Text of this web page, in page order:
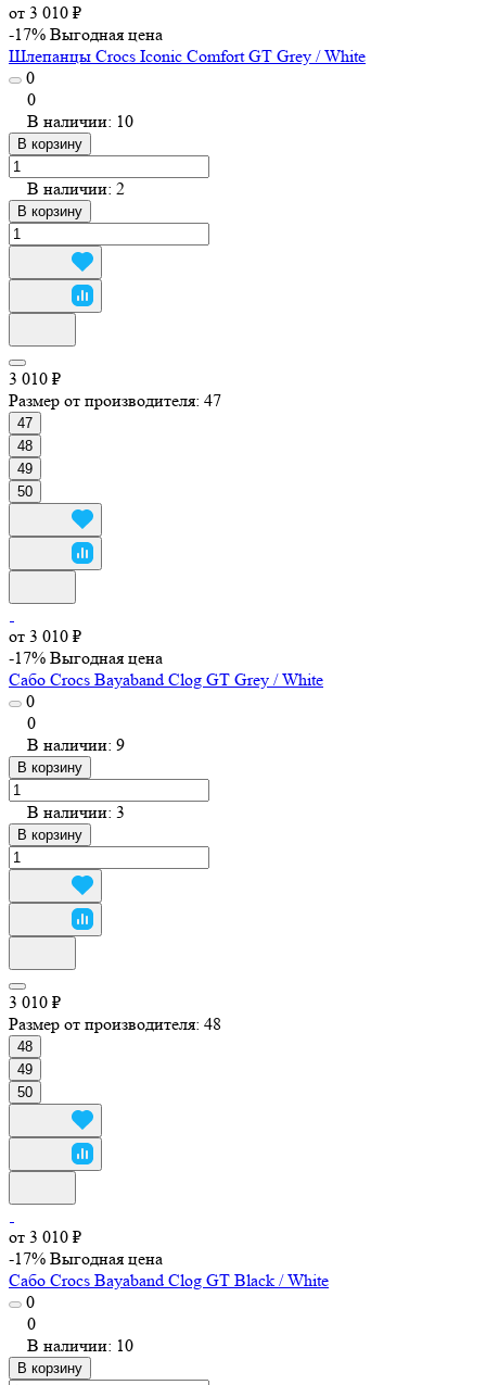
от 3 010 ₽
-17% Выгодная цена
Шлепанцы Crocs Iconic Comfort GT Grey / White
0
0
В наличии: 10
В корзину
В наличии: 2
В корзину
3 010 ₽
Размер от производителя: 47
47
48
49
50
от 3 010 ₽
-17% Выгодная цена
Сабо Crocs Bayaband Clog GT Grey / White
0
0
В наличии: 9
В корзину
В наличии: 3
В корзину
3 010 ₽
Размер от производителя: 48
48
49
50
от 3 010 ₽
-17% Выгодная цена
Сабо Crocs Bayaband Clog GT Black / White
0
0
В наличии: 10
В корзину